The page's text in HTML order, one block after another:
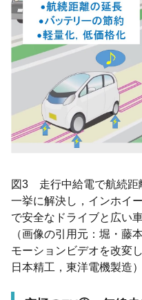
図3 走行中給電で航続距
一挙に解決し，インホイ
で安全なドライブと広い
（画像の引用元：堀・藤
モーションビデオを改変
日本精工，東洋電機製造）